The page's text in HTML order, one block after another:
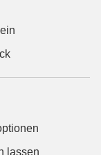
lassen